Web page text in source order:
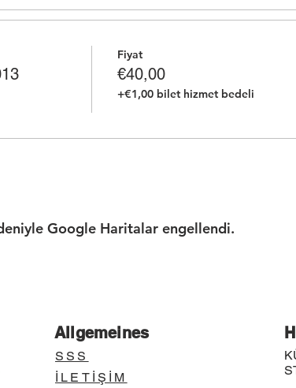
Fiyat
€40,00
+€1,00 bilet hizmet bedeli
Google Haritalar engellendi.
Allgemeines
SSS
İLETİŞİM